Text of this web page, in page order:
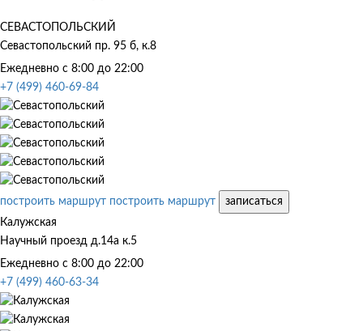
СЕВАСТОПОЛЬСКИЙ
Севастопольский пр. 95 б, к.8
Ежедневно с 8:00 до 22:00
+7 (499) 460-69-84
построить маршрут построить маршрут
записаться
Калужская
Научный проезд д.14а к.5
Ежедневно с 8:00 до 22:00
+7 (499) 460-63-34